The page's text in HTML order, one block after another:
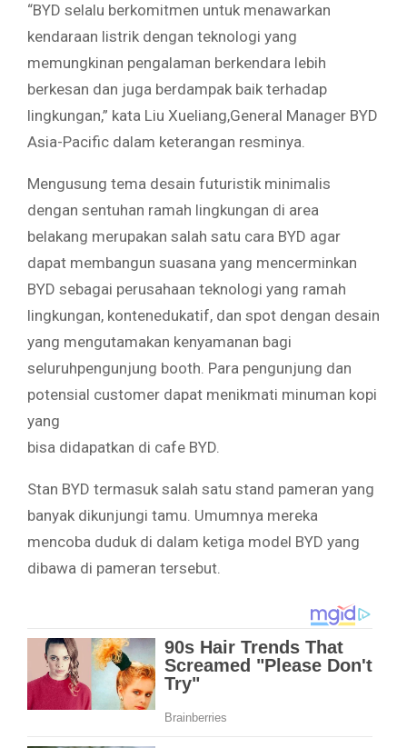
“BYD selalu berkomitmen untuk menawarkan
kendaraan listrik dengan teknologi yang
memungkinan pengalaman berkendara lebih
berkesan dan juga berdampak baik terhadap
lingkungan,” kata Liu Xueliang,General Manager BYD
Asia-Pacific dalam keterangan resminya.
Mengusung tema desain futuristik minimalis
dengan sentuhan ramah lingkungan di area
belakang merupakan salah satu cara BYD agar
dapat membangun suasana yang mencerminkan
BYD sebagai perusahaan teknologi yang ramah
lingkungan, kontenedukatif, dan spot dengan desain
yang mengutamakan kenyamanan bagi
seluruhpengunjung booth. Para pengunjung dan
potensial customer dapat menikmati minuman kopi
yang
bisa didapatkan di cafe BYD.
Stan BYD termasuk salah satu stand pameran yang
banyak dikunjungi tamu. Umumnya mereka
mencoba duduk di dalam ketiga model BYD yang
dibawa di pameran tersebut.